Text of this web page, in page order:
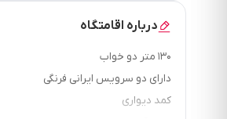
درباره اقامتگاه
۱۳۰ متر دو خواب
دارای دو سرویس ایرانی فرنگی
کمد دیواری